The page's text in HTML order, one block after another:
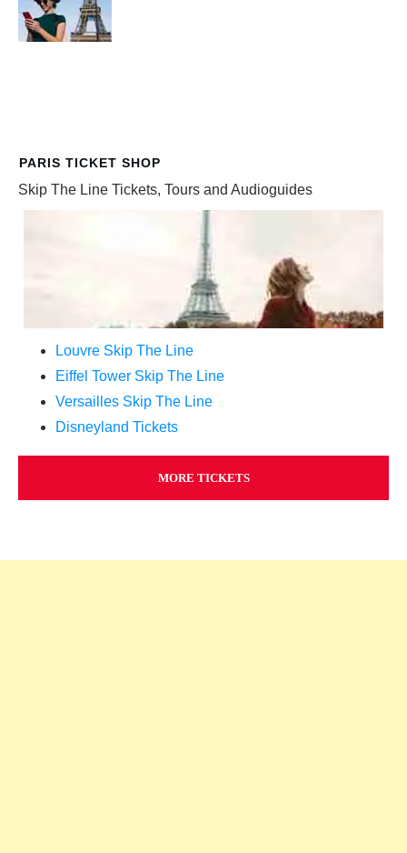
PARIS TICKET SHOP
Skip The Line Tickets, Tours and Audioguides
Louvre Skip The Line
Eiffel Tower Skip The Line
Versailles Skip The Line
Disneyland Tickets
MORE TICKETS